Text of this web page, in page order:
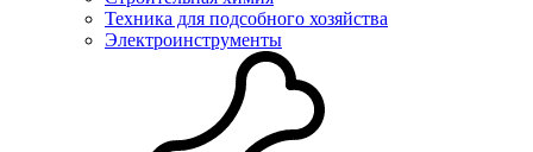
Техника для подсобного хозяйства
Электроинструменты